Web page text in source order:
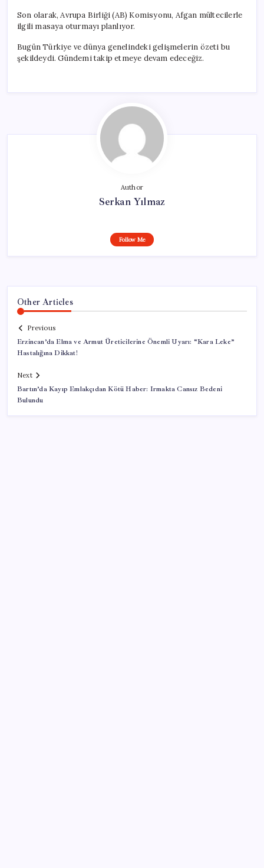
Son olarak, Avrupa Birliği (AB) Komisyonu, Afgan mültecilerle
ilgili masaya oturmayı planlıyor.
Bugün Türkiye ve dünya genelindeki gelişmelerin özeti bu
şekildeydi. Gündemi takip etmeye devam edeceğiz.
Author
Serkan Yılmaz
Follow Me
Other Articles
Previous
Erzincan’da Elma ve Armut Üreticilerine Önemli Uyarı: “Kara Leke”
Hastalığına Dikkat!
Next
Bartın’da Kayıp Emlakçıdan Kötü Haber: Irmakta Cansız Bedeni
Bulundu